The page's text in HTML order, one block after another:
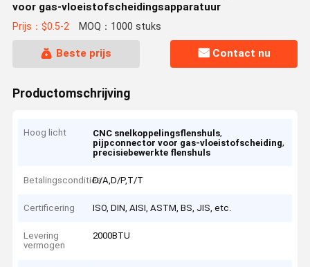
voor gas-vloeistofscheidingsapparatuur
Prijs：$0.5-2 MOQ：1000 stuks
Beste prijs Contact nu
Productomschrijving
Hoog licht CNC snelkoppelingsflenshuls,
pijpconnector voor gas-vloeistofscheiding,
precisiebewerkte flenshuls
BetalingsconditiesD/A,D/P,T/T
Certificering ISO, DIN, AISI, ASTM, BS, JIS, etc.
Levering
vermogen
2000BTU